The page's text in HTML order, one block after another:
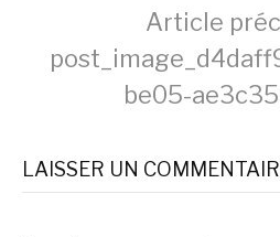
Lire
suite
Article
be05-
LAISSER UN